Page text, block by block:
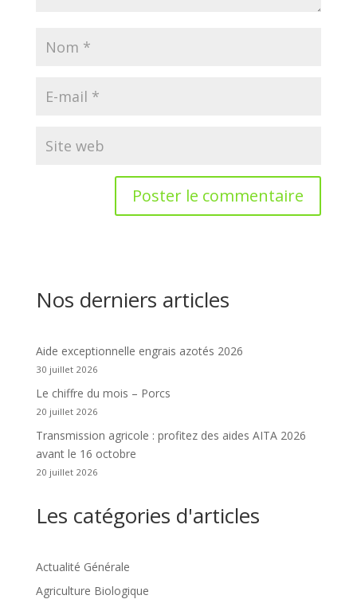
Nos derniers articles
Aide exceptionnelle engrais azotés 2026
30 juillet 2026
Le chiffre du mois – Porcs
20 juillet 2026
Transmission agricole : profitez des aides AITA 2026
avant le 16 octobre
20 juillet 2026
Les catégories d'articles
Actualité Générale
Agriculture Biologique